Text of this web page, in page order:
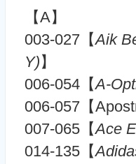
【A】
003-027【Aik
Y)】
006-054【A-
006-057【
007-065【Ace
014-135【